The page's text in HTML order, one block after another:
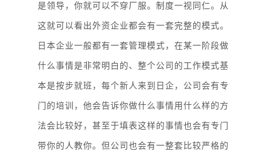
是领导，你就可以不穿厂服。制度一视同仁。从
这就可以看出外资企业都会有一套完整的模式。
日本企业一般都有一套管理模式，在某一阶段做
什么事情是非常明白的、整个公司的工作模式基
本是按步就班，每个新人来到日企，公司会有专
门的培训，他会告诉你做什么事情用什么样的方
法会比较好，甚至于填表这样的事情也会有专门
带你的人教你。但公司也会有一整套比较严格的